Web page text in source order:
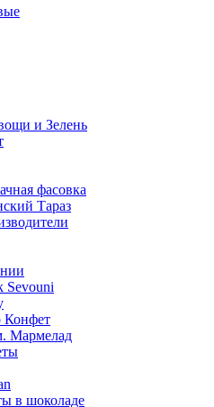
и Зелень
фасовка
Тараз
Sevouni
Конфет
Мармелад
в шоколаде